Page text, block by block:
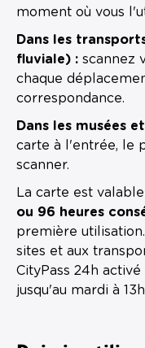
moment où vous
Dans les
fluviale) : scannez
chaque
correspondance.
Dans les musées
carte à l'entrée, le
scanner.
La carte est
ou 96 heures
première
sites et aux
CityPass 24h
jusqu'au mardi à